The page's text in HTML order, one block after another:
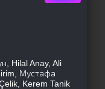
Hilal Anay, Ali
Мустафа
Kerem Tanik